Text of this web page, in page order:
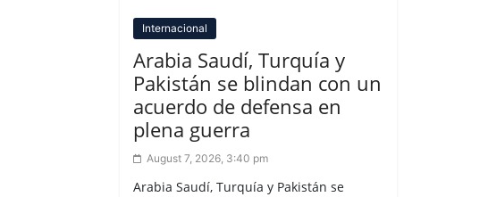
Internacional
Arabia Saudí, Turquía y
Pakistán se blindan con un
acuerdo de defensa en
plena guerra
August 7, 2026, 3:40 pm
Arabia Saudí, Turquía y Pakistán se